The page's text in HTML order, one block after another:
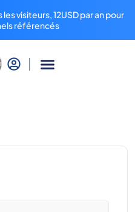
visiteurs, 12USD par an pour
référencés